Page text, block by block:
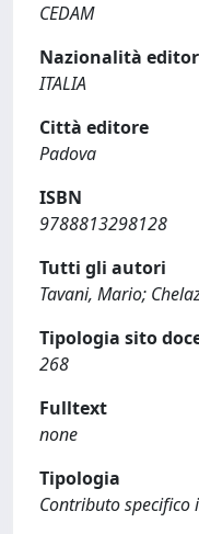
CEDAM
Nazionalità
ITALIA
Città editore
Padova
ISBN
9788813298128
Tutti gli autori
Tavani, Mario;
Tipologia sito
268
Fulltext
none
Tipologia
Contributo specifico